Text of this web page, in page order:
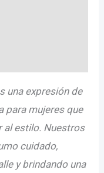
una expresión de
para mujeres que
al estilo. Nuestros
cuidado,
y brindando una